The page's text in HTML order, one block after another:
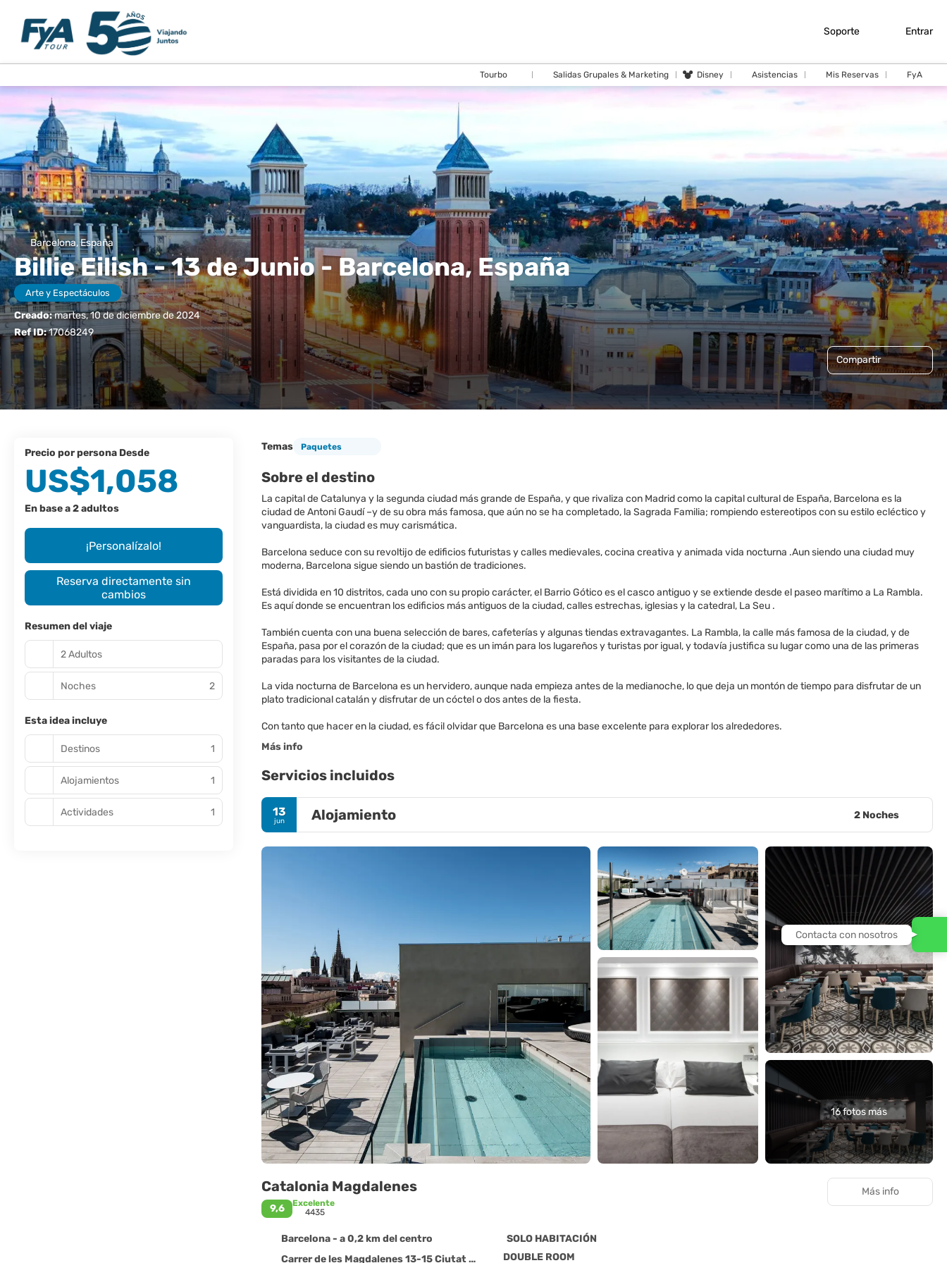
Soporte Entrar
Tourbo Salidas Grupales & Marketing Disney Asistencias Mis Reservas FyA
Barcelona, España
Billie Eilish - 13 de Junio - Barcelona, España
Arte y Espectáculos
Creado:martes, 10 de diciembre de 2024
Ref ID:17068249
Compartir
Temas Paquetes
Sobre el destino
La capital de Catalunya y la segunda ciudad más grande de España, y que rivaliza con Madrid como la capital cultural de España, Barcelona es la
ciudad de Antoni Gaudí –y de su obra más famosa, que aún no se ha completado, la Sagrada Familia; rompiendo estereotipos con su estilo ecléctico y
vanguardista, la ciudad es muy carismática.
Barcelona seduce con su revoltijo de edificios futuristas y calles medievales, cocina creativa y animada vida nocturna .Aun siendo una ciudad muy
moderna, Barcelona sigue siendo un bastión de tradiciones.
Está dividida en 10 distritos, cada uno con su propio carácter, el Barrio Gótico es el casco antiguo y se extiende desde el paseo marítimo a La Rambla.
Es aquí donde se encuentran los edificios más antiguos de la ciudad, calles estrechas, iglesias y la catedral, La Seu .
También cuenta con una buena selección de bares, cafeterías y algunas tiendas extravagantes. La Rambla, la calle más famosa de la ciudad, y de
España, pasa por el corazón de la ciudad; que es un imán para los lugareños y turistas por igual, y todavía justifica su lugar como una de las primeras
paradas para los visitantes de la ciudad.
La vida nocturna de Barcelona es un hervidero, aunque nada empieza antes de la medianoche, lo que deja un montón de tiempo para disfrutar de un
plato tradicional catalán y disfrutar de un cóctel o dos antes de la fiesta.
Con tanto que hacer en la ciudad, es fácil olvidar que Barcelona es una base excelente para explorar los alrededores.
Más info
Servicios incluidos
13
jun Alojamiento 2 Noches
16 fotos más
Catalonia Magdalenes
9,6
Excelente
4435
Barcelona - a 0,2 km del centro
SOLO HABITACIÓN
Carrer de les Magdalenes 13-15 Ciutat Vella, Barcelona 08002
DOUBLE ROOM
Más info
precio por persona Desde
US$1,058
En base a 2 adultos
¡Personalízalo!
Reserva directamente sin
cambios
Resumen del viaje
2 Adultos
Noches 2
Esta idea incluye
Destinos 1
Alojamientos 1
Actividades 1
Contacta con nosotros